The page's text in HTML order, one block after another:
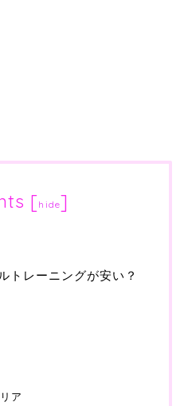
[hide]
トレーニングが安い？
ア